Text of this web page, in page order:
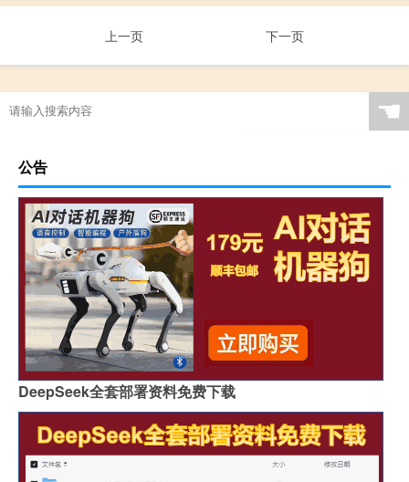
上一页 下一页
☚
公告
DeepSeek全套部署资料免费下载